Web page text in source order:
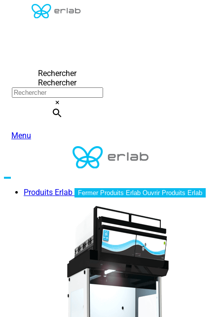
Rechercher
Rechercher
×
Menu
Produits Erlab Fermer Produits Erlab Ouvrir Produits Erlab